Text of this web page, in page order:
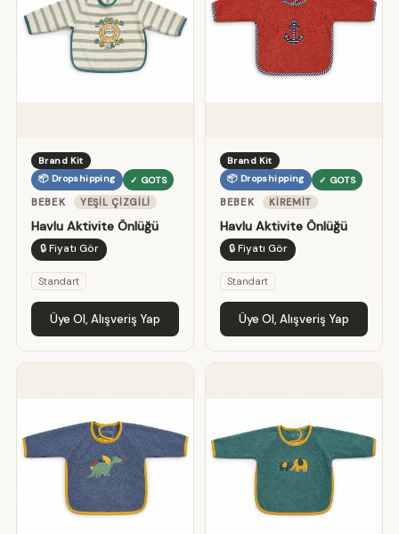
Brand Kit
📦 Dropshipping
✓ GOTS
BEBEK YEŞIL ÇIZGILI
Havlu Aktivite Önlüğü
🔒 Fiyatı Gör
Standart
Üye Ol, Alışveriş Yap
Brand Kit
📦 Dropshipping
✓ GOTS
BEBEK KIREMIT
Havlu Aktivite Önlüğü
🔒 Fiyatı Gör
Standart
Üye Ol, Alışveriş Yap